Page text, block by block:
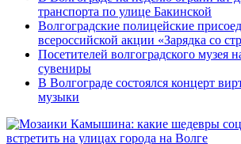
транспорта по улице Бакинской
Волгоградские полицейские
всероссийской акции «Зарядка со
Посетителей волгоградского музея
сувениры
В Волгограде состоялся концерт
музыки